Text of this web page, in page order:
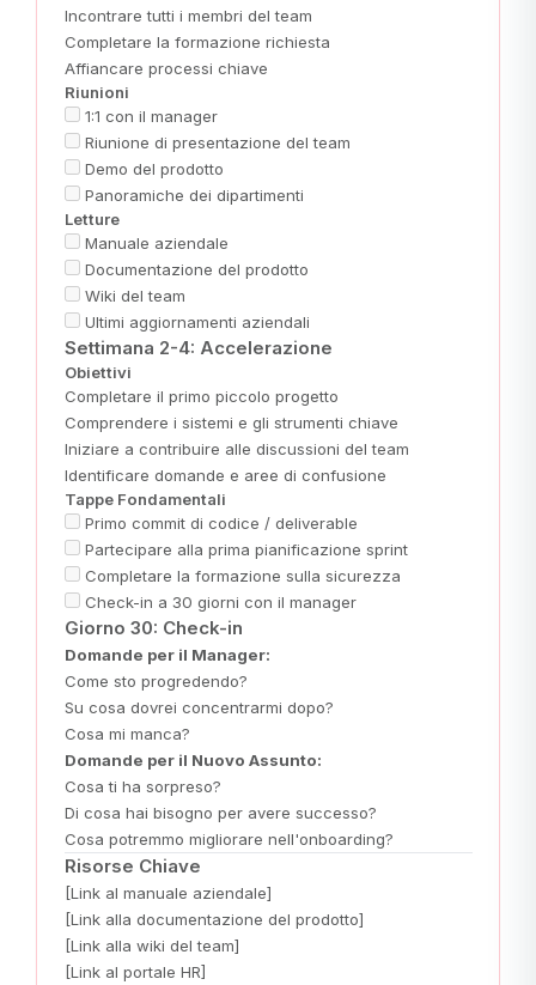
Incontrare tutti i membri del team
Completare la formazione richiesta
Affiancare processi chiave
Riunioni
1:1 con il manager
Riunione di presentazione del team
Demo del prodotto
Panoramiche dei dipartimenti
Letture
Manuale aziendale
Documentazione del prodotto
Wiki del team
Ultimi aggiornamenti aziendali
Settimana 2-4: Accelerazione
Obiettivi
Completare il primo piccolo progetto
Comprendere i sistemi e gli strumenti chiave
Iniziare a contribuire alle discussioni del team
Identificare domande e aree di confusione
Tappe Fondamentali
Primo commit di codice / deliverable
Partecipare alla prima pianificazione sprint
Completare la formazione sulla sicurezza
Check-in a 30 giorni con il manager
Giorno 30: Check-in
Domande per il Manager:
Come sto progredendo?
Su cosa dovrei concentrarmi dopo?
Cosa mi manca?
Domande per il Nuovo Assunto:
Cosa ti ha sorpreso?
Di cosa hai bisogno per avere successo?
Cosa potremmo migliorare nell'onboarding?
Risorse Chiave
[Link al manuale aziendale]
[Link alla documentazione del prodotto]
[Link alla wiki del team]
[Link al portale HR]